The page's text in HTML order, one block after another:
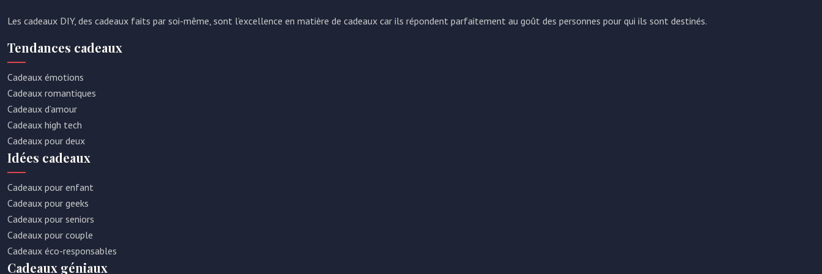
Les cadeaux DIY, des cadeaux faits par soi-même, sont l’excellence en matière de cadeaux car ils répondent parfaitement au goût des personnes pour qui ils sont destinés.
Tendances cadeaux
Cadeaux émotions
Cadeaux romantiques
Cadeaux d’amour
Cadeaux high tech
Cadeaux pour deux
Idées cadeaux
Cadeaux pour enfant
Cadeaux pour geeks
Cadeaux pour seniors
Cadeaux pour couple
Cadeaux éco-responsables
Cadeaux géniaux